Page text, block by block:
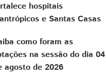
hospitais
e Santas Casas
como foram as
na sessão do dia 04
agosto de 2026